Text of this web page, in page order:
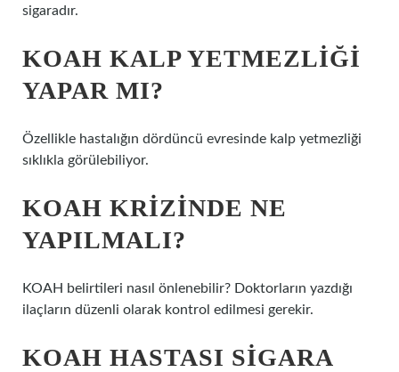
sigaradır.
KOAH KALP YETMEZLIĞI
YAPAR MI?
Özellikle hastalığın dördüncü evresinde kalp yetmezliği
sıklıkla görülebiliyor.
KOAH KRIZINDE NE
YAPILMALI?
KOAH belirtileri nasıl önlenebilir? Doktorların yazdığı
ilaçların düzenli olarak kontrol edilmesi gerekir.
KOAH HASTASI SIGARA